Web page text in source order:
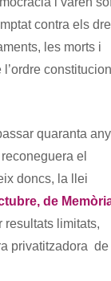
contra els
les morts i
l’ordre
quaranta
el
doncs, la llei
de
resultats limitats,
privatitzadora